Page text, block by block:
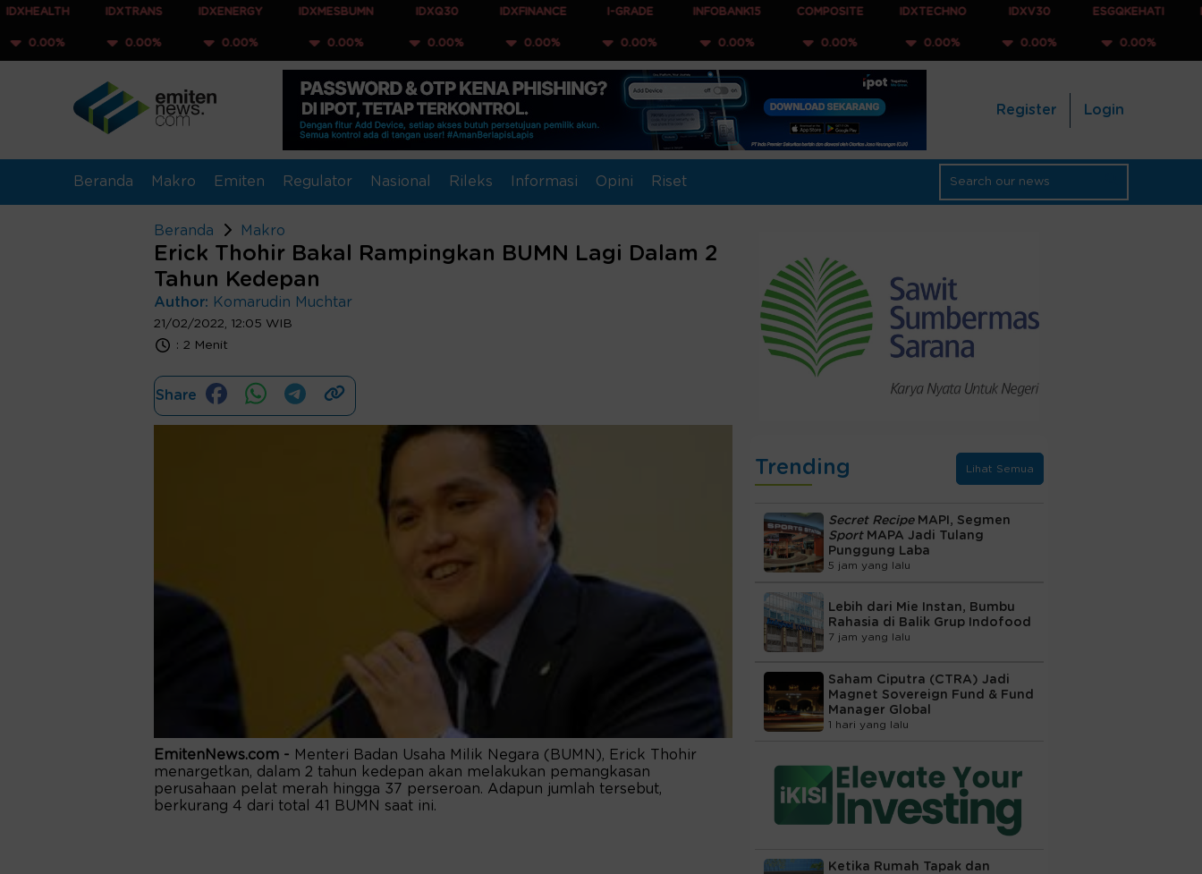
IDXTRANS
0.00%
IDXENERGY
0.00%
IDXMESBUMN IDXQ30
0.00%
IDXFINANCE
0.00%
I-GRADE
0.00%
INFOBANK15
0.00%
COMPOSITE IDXTECHNO IDXV30
0.00%
ESGQKEHATI
0.00%
Register Login
Beranda Makro Emiten Regulator Nasional Rileks Informasi Opini Riset
Beranda Makro
Erick Thohir Bakal Rampingkan BUMN Lagi Dalam 2
Tahun Kedepan
Author: Komarudin Muchtar
21/02/2022, 12:05 WIB
: 2 Menit
Share
EmitenNews.com - Menteri Badan Usaha Milik Negara (BUMN), Erick Thohir
menargetkan, dalam 2 tahun kedepan akan melakukan pemangkasan
perusahaan pelat merah hingga 37 perseroan. Adapun jumlah tersebut,
berkurang 4 dari total 41 BUMN saat ini.
Trending Lihat Semua
Secret RecipeMAPI, Segmen
Sport MAPA Jadi Tulang
Punggung Laba
5 jam yang lalu
Lebih dari Mie Instan, Bumbu
Rahasia di Balik Grup Indofood
7 jam yang lalu
Saham Ciputra (CTRA) Jadi
Magnet Sovereign Fund & Fund
Manager Global
1 hari yang lalu
Ketika Rumah Tapak dan